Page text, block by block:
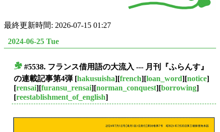
最終更新時間: 2026-07-15 01:27
2024-06-25 Tue
#5538. フランス借用語の大流入 --- 月刊『ふらんす』
の連載記事第4弾[hakusuisha][french][loan_word][notice]
[rensai][furansu_rensai][norman_conquest][borrowing]
[reestablishment_of_english]